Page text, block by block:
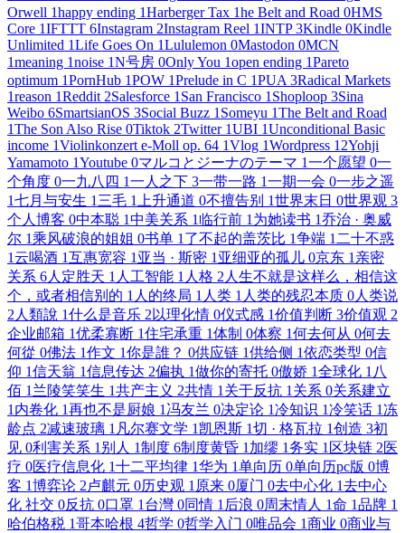
Orwell 1happy ending 1Harberger Tax 1he Belt and Road 0HMS
Core 1IFTTT 6Instagram 2Instagram Reel 1INTP3Kindle 0Kindle
Unlimited 1Life Goes On 1Lululemon 0Mastodon 0MCN
1meaning 1noise 1N号房 0Only You 1open ending 1Pareto
optimum 1PornHub 1POW 1Prelude in C 1PUA 3Radical Markets
1reason 1Reddit 2Salesforce 1 San Francisco 1 Shoploop 3Sina
Weibo 6SmartsianOS 3Social Buzz 1 Someyu 1The Belt and Road
1The Son Also Rise 0Tiktok 2Twitter 1UBI 1Unconditional Basic
income 1Violinkonzert e-Moll op. 64 1Vlog 1Wordpress 12Yohji
Yamamoto 1Youtube 0マルコとジーナのテーマ 1一个愿望 0一
个角度 0一九八四 1一人之下 3一带一路 1一期一会 0一步之遥
1七月与安生 1 三毛 1 上升通道 0不擅告别 1世界末日 0世界观 3
个人博客 0中本聪 1中美关系 1 临行前 1 为她读书 1乔治 · 奥威
尔 1乘风破浪的姐姐 0书单 1 了不起的盖茨比 1争端 1 二十不惑
1云喝酒 1互惠宽容 1 亚当 · 斯密 1 亚细亚的孤儿 0京东 1 亲密
关系 6人定胜天 1 人工智能 1 人格 2 人生不就是这样么，相信这
个，或者相信别的 1 人的终局 1 人类 1 人类的残忍本质 0人类说
2 人類說 1什么是音乐 2 以理化情 0仪式感 1价值判断 3价值观 2
企业邮箱 1优柔寡断 1住宅承重 1体制 0体察 1何去何从 0何去
何從 0佛法 1作文 1你是誰？ 0供应链 1供给侧 1依恋类型 0信
仰 1信天翁 1信息传达 2偏执 1做你的寄托 0傲娇 1全球化 1 八
佰 1 兰陵笑笑生 1共产主义 2共情 1 关于反抗 1 关系 0关系建立
1 内卷化 1再也不是厨娘 1 冯友兰 0决定论 1冷知识 1冷笑话 1冻
龄点 2减速玻璃 1 凡尔赛文学 1凯恩斯 1切 · 格瓦拉 1创造 3初
见 0利害关系 1 别人 1制度 6制度黄昏 1 加缪 1务实 1 区块链 2医
疗 0医疗信息化 1十二平均律 1华为 1单向历 0单向历pc版 0博
客 1博弈论 2卢麒元 0历史观 1 原来 0厦门 0去中心化 1去中心
化 社交 0反抗 0口罩 1 台灣 0同情 1 后浪 0周末情人 1命 1品牌 1
哈伯格税 1哥本哈根 4哲学 0哲学入门 0唯品会 1商业 0商业与